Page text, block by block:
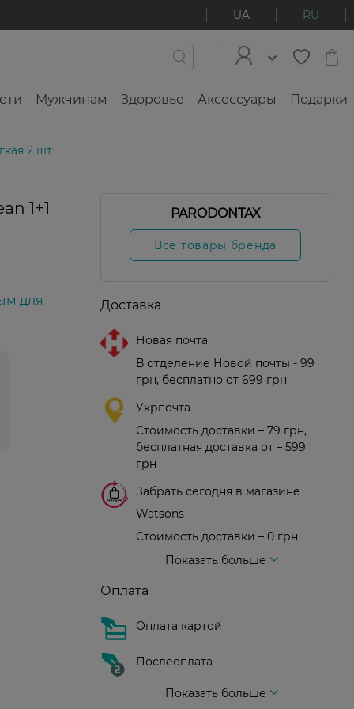
UA RU
Мужчинам Здоровье Аксессуары Подарки
2 шт
1+1
для
PARODONTAX
Все товары бренда
Доставка
Новая почта
В отделение Новой почты - 99
грн, бесплатно от 699 грн
Укрпочта
Стоимость доставки – 79 грн,
бесплатная доставка от – 599
грн
Забрать сегодня в магазине
Watsons
Стоимость доставки – 0 грн
Показать больше
Оплата
Оплата картой
Послеоплата
Показать больше